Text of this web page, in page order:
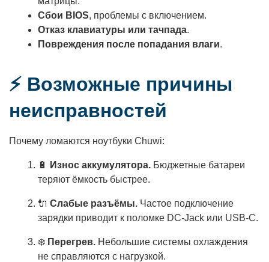
Сбои BIOS, проблемы с включением.
Отказ клавиатуры или тачпада.
Повреждения после попадания влаги.
⚡ Возможные причины
неисправностей
Почему ломаются ноутбуки Chuwi:
🔋 Износ аккумулятора. Бюджетные батареи
теряют ёмкость быстрее.
🔌 Слабые разъёмы. Частое подключение
зарядки приводит к поломке DC-Jack или USB-C.
❄️ Перегрев. Небольшие системы охлаждения
не справляются с нагрузкой.